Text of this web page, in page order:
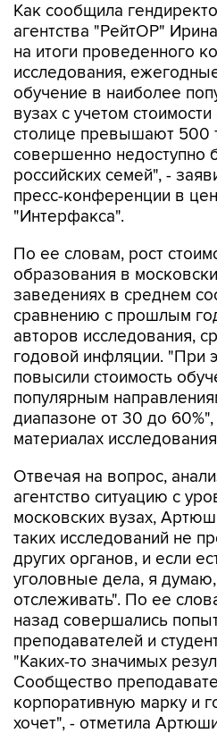
Как сообщила
агентства "РейтОР"
на итоги проведенного
исследования,
обучение в наиболее
вузах с учетом
столице превышают 500
совершенно недоступно
российских семей", -
пресс-конференции в
"Интерфакса".
По ее словам, рост
образования в
заведениях в среднем
сравнению с прошлым
авторов исследования,
годовой инфляции. "При
повысили стоимость
популярным
диапазоне от 30 до
материалах
Отвечая на вопрос,
агентство ситуацию с
московских вузах,
таких исследований не
других органов, и если
уголовные дела, я
отслеживать". По ее
назад совершались
преподавателей и
"Каких-то значимых
Сообщество
корпоративную марку и
хочет", - отметила